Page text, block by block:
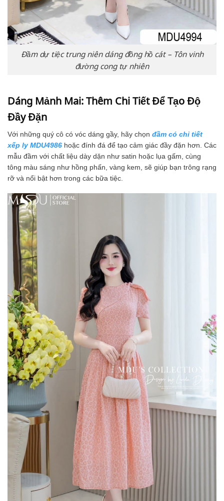
Đầm dự tiệc trung niên dáng đồng hồ cát – Tôn vinh
đường cong tự nhiên
Dáng Mảnh Mai: Thêm Chi Tiết Để Tạo Độ
Đầy Đặn
Với những quý cô có vóc dáng gầy, hãy chọn đầm có chi tiết
xếp ly MDU4986 hoặc đính đá để tạo cảm giác đầy đặn hơn. Các
mẫu đầm với chất liệu dày dặn như satin hoặc lụa gấm, cùng
tông màu sáng như hồng phấn, vàng kem, sẽ giúp bạn trông rạng
rỡ và nổi bật hơn trong các bữa tiệc.